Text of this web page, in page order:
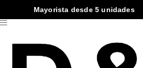
Mayorista desde 5 unidades